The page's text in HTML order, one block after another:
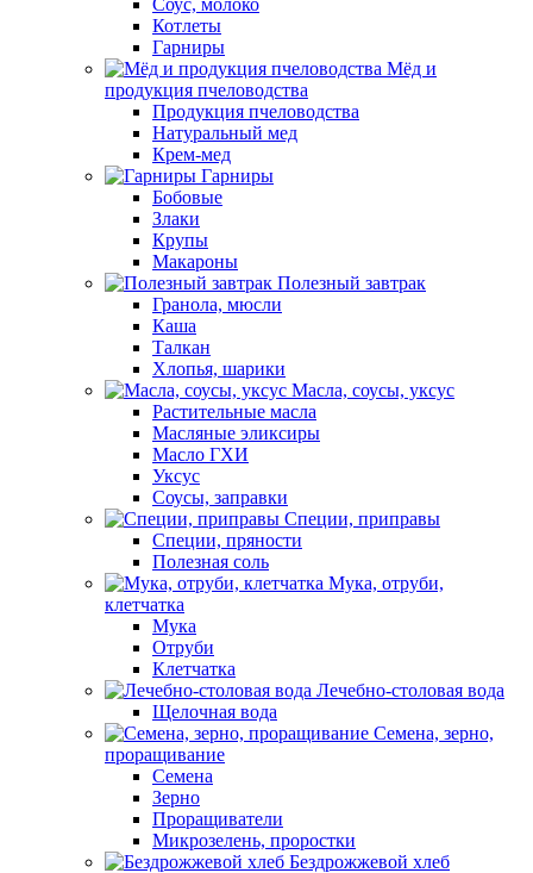
Соус, молоко
Котлеты
Гарниры
Мёд и
продукция пчеловодства
Продукция пчеловодства
Натуральный мед
Крем-мед
Гарниры
Бобовые
Злаки
Крупы
Макароны
Полезный завтрак
Гранола, мюсли
Каша
Талкан
Хлопья, шарики
Масла, соусы, уксус
Растительные масла
Масляные эликсиры
Масло ГХИ
Уксус
Соусы, заправки
Специи, приправы
Специи, пряности
Полезная соль
Мука, отруби,
клетчатка
Мука
Отруби
Клетчатка
Лечебно-столовая вода
Щелочная вода
Семена, зерно,
проращивание
Семена
Зерно
Проращиватели
Микрозелень, проростки
Бездрожжевой хлеб